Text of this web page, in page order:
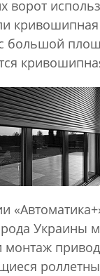
ворот
кривошипная
большой
Украины
монтаж